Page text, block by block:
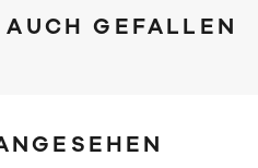
GEFALLEN